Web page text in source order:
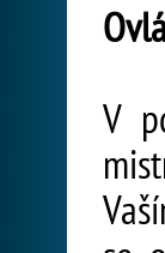
V